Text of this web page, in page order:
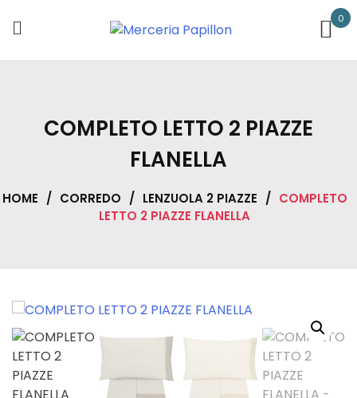
0
COMPLETO LETTO 2 PIAZZE
FLANELLA
HOME / CORREDO / LENZUOLA 2 PIAZZE / COMPLETO
LETTO 2 PIAZZE FLANELLA